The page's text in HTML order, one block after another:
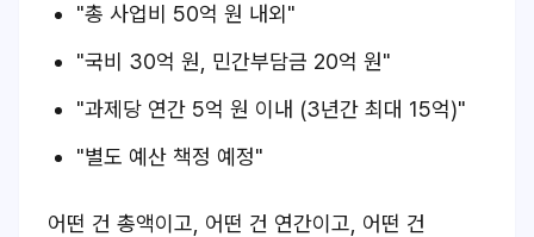
"총 사업비 50억 원 내외"
"국비 30억 원, 민간부담금 20억 원"
"과제당 연간 5억 원 이내 (3년간 최대 15억)"
"별도 예산 책정 예정"
어떤 건 총액이고, 어떤 건 연간이고, 어떤 건